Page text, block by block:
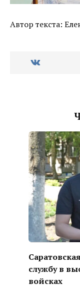
Автор текста:
службу в
войсках